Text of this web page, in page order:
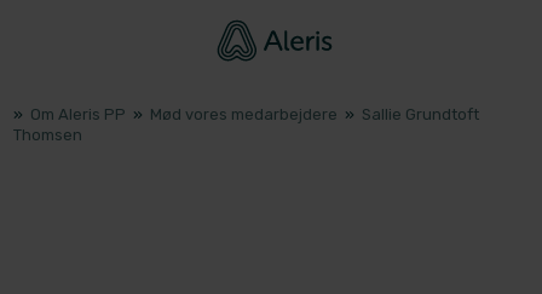
» Om Aleris PP » Mød vores medarbejdere » Sallie Grundtoft
Thomsen